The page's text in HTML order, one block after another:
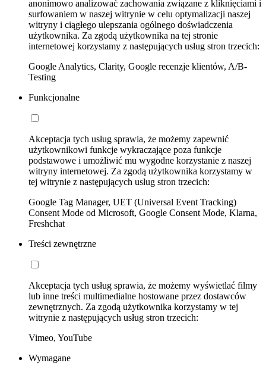
anonimowo analizować zachowania związane z kliknięciami i
surfowaniem w naszej witrynie w celu optymalizacji naszej
witryny i ciągłego ulepszania ogólnego doświadczenia
użytkownika. Za zgodą użytkownika na tej stronie
internetowej korzystamy z następujących usług stron trzecich:
Google Analytics, Clarity, Google recenzje klientów, A/B-
Testing
Funkcjonalne
Akceptacja tych usług sprawia, że możemy zapewnić
użytkownikowi funkcje wykraczające poza funkcje
podstawowe i umożliwić mu wygodne korzystanie z naszej
witryny internetowej. Za zgodą użytkownika korzystamy w
tej witrynie z następujących usług stron trzecich:
Google Tag Manager, UET (Universal Event Tracking)
Consent Mode od Microsoft, Google Consent Mode, Klarna,
Freshchat
Treści zewnętrzne
Akceptacja tych usług sprawia, że możemy wyświetlać filmy
lub inne treści multimedialne hostowane przez dostawców
zewnętrznych. Za zgodą użytkownika korzystamy w tej
witrynie z następujących usług stron trzecich:
Vimeo, YouTube
Wymagane